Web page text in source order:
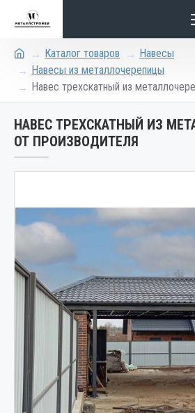
Каталог товаров
Навесы
Навесы из металлочерепицы
Навес трехскатный из
НАВЕС ТРЕХСКАТНЫЙ ИЗ
ОТ ПРОИЗВОДИТЕЛЯ